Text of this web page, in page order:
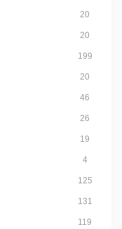
20
20
199
20
46
26
19
4
125
131
119